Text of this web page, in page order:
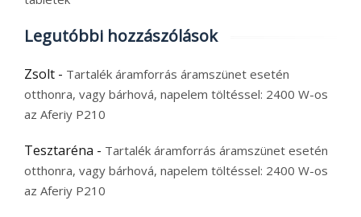
Legutóbbi hozzászólások
Zsolt - Tartalék áramforrás áramszünet esetén
otthonra, vagy bárhová, napelem töltéssel: 2400 W-os
az Aferiy P210
Tesztaréna - Tartalék áramforrás áramszünet esetén
otthonra, vagy bárhová, napelem töltéssel: 2400 W-os
az Aferiy P210